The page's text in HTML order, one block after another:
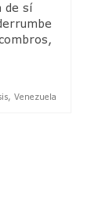
de sí
, Venezuela